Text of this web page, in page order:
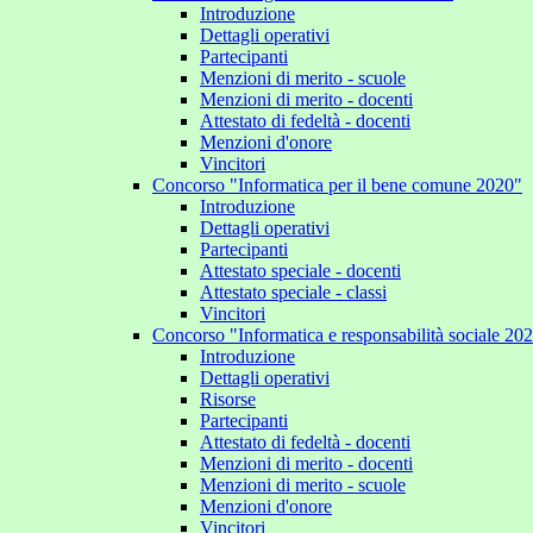
Introduzione
Dettagli operativi
Partecipanti
Menzioni di merito - scuole
Menzioni di merito - docenti
Attestato di fedeltà - docenti
Menzioni d'onore
Vincitori
Concorso "Informatica per il bene comune 2020"
Introduzione
Dettagli operativi
Partecipanti
Attestato speciale - docenti
Attestato speciale - classi
Vincitori
Concorso "Informatica e responsabilità sociale
Introduzione
Dettagli operativi
Risorse
Partecipanti
Attestato di fedeltà - docenti
Menzioni di merito - docenti
Menzioni di merito - scuole
Menzioni d'onore
Vincitori